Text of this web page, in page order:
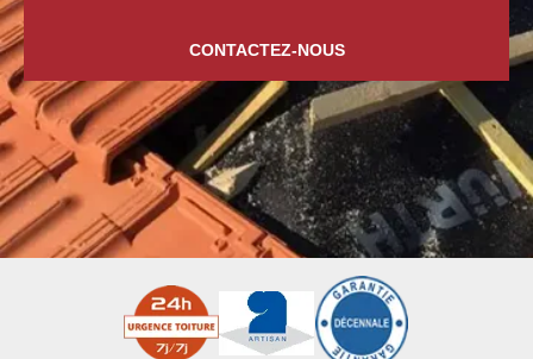
CONTACTEZ-NOUS